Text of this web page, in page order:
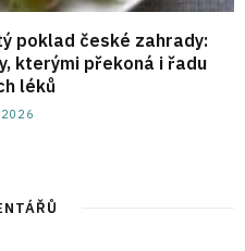
poklad české zahrady:
kterými překoná i řadu
léků